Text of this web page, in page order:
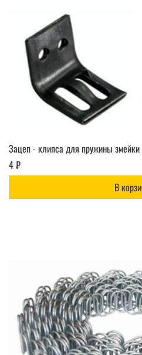
Зацеп - клипса для пружины змейки
4 ₽
В